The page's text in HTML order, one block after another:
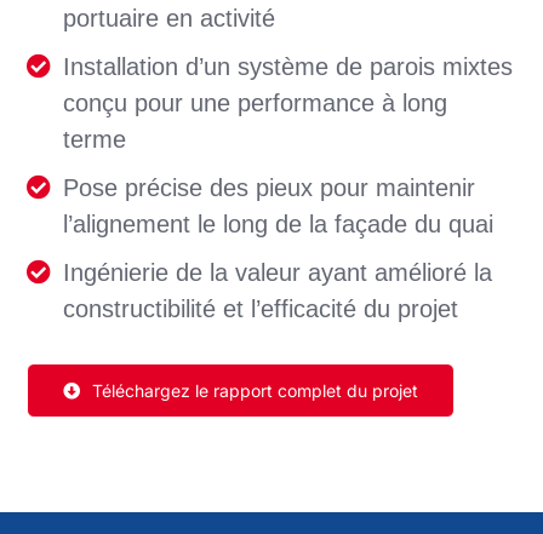
portuaire en activité
Installation d’un système de parois mixtes
conçu pour une performance à long
terme
Pose précise des pieux pour maintenir
l’alignement le long de la façade du quai
Ingénierie de la valeur ayant amélioré la
constructibilité et l’efficacité du projet
Téléchargez le rapport complet du projet